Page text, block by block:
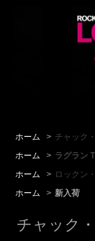
ホーム > チャック
ホーム
> ラグラン
ホーム
> ロックン
ホーム
> 新入荷
チャック